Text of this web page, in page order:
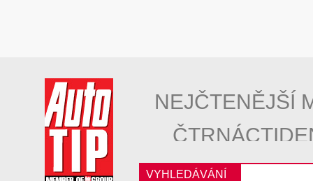
NEJČTENĚJŠÍ
VYHLEDÁVÁNÍ